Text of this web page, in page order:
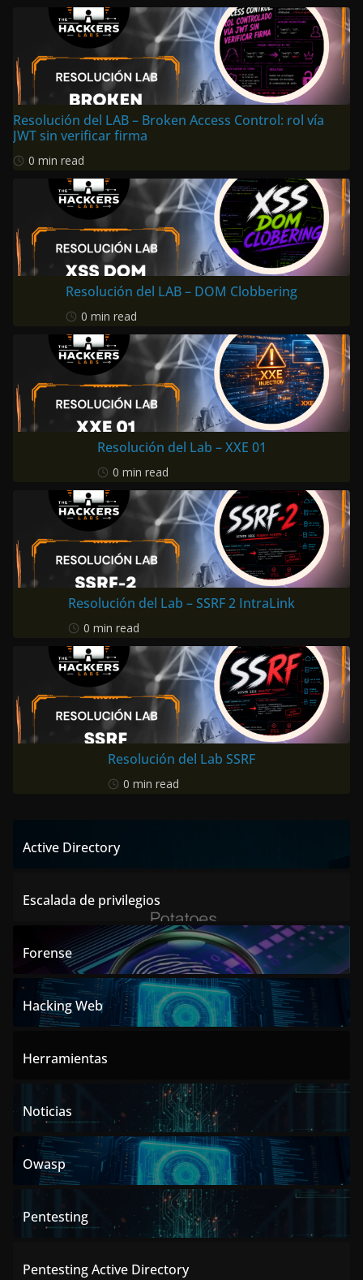
Resolución del LAB – Broken Access Control: rol vía
JWT sin verificar firma
0 min read
Resolución del LAB – DOM Clobbering
0 min read
Resolución del Lab – XXE 01
0 min read
Resolución del Lab – SSRF 2 IntraLink
0 min read
Resolución del Lab SSRF
0 min read
Active Directory
Escalada de privilegios
Forense
Hacking Web
Herramientas
Noticias
Owasp
Pentesting
Pentesting Active Directory